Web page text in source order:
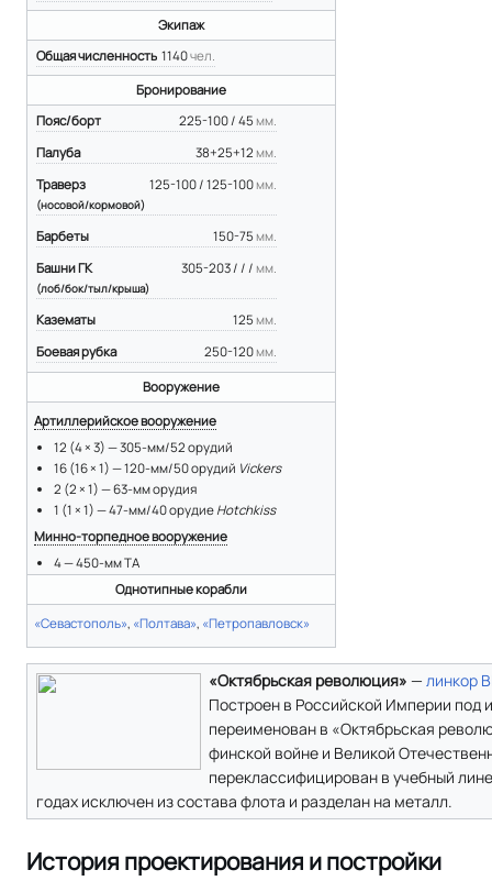
Экипаж
1140чел.
Общая численность
Бронирование
225-100 / 45 мм.
Пояс/борт
38+25+12 мм.
Палуба
125-100 / 125-100 мм.
Траверз
(носовой/кормовой)
150-75 мм.
Барбеты
305-203 / / / мм.
Башни ГК
(лоб/бок/тыл/крыша)
125 мм.
Казематы
250-120 мм.
Боевая рубка
Вооружение
Артиллерийское вооружение
12 (4 × 3) — 305-мм/52 орудий
16 (16 × 1) — 120-мм/50 орудий Vickers
2 (2 × 1) — 63-мм орудия
1 (1 × 1) — 47-мм/40 орудие Hotchkiss
Минно-торпедное вооружение
4 — 450-мм ТА
Однотипные корабли
«Севастополь», «Полтава», «Петропавловск»
«Октябрьская революция» — линкор
Построен в Российской Империи под
переименован в «Октябрьская
финской войне и Великой
переклассифицирован в учебный
годах исключен из состава флота и разделан на металл.
История проектирования и постройки